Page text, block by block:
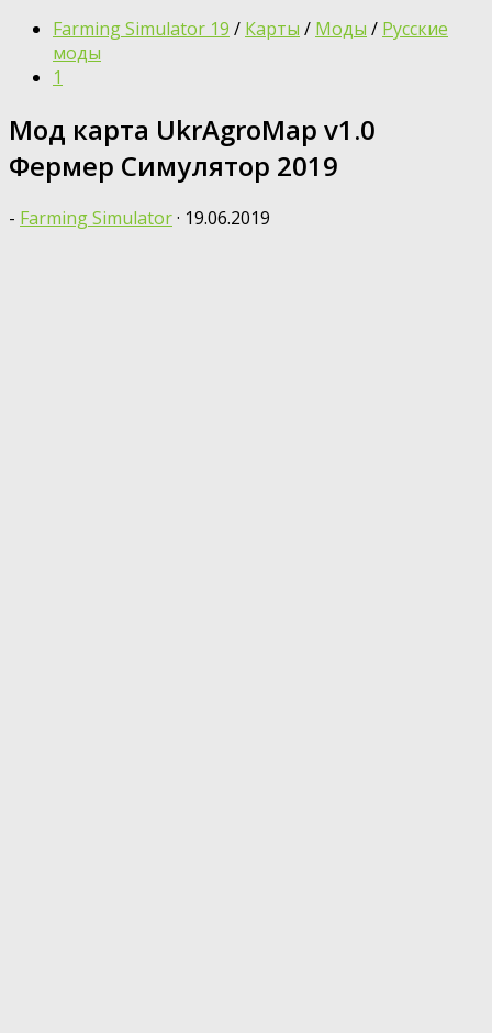
Farming Simulator 19 / Карты / Моды / Русские
моды
1
Мод карта UkrAgroMap v1.0
Фермер Симулятор 2019
- Farming Simulator· 19.06.2019